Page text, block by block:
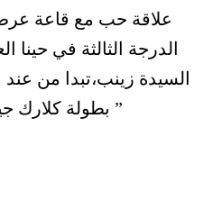
علاقة حب مع قاعة
الدرجة الثالثة في
السيدة زينب،تبدا من
” بطولة كلارك